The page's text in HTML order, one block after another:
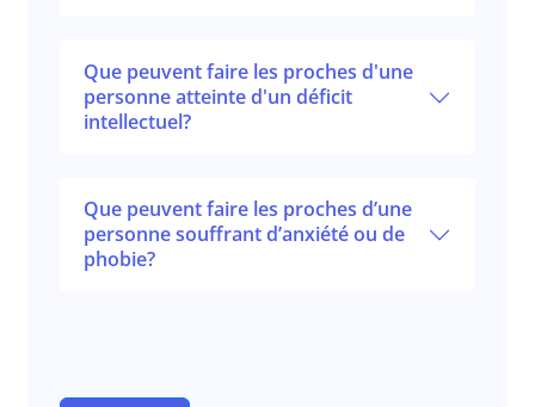
Que peuvent faire les proches d'une
personne atteinte d'un déficit
intellectuel?
Que peuvent faire les proches d’une
personne souffrant d’anxiété ou de
phobie?